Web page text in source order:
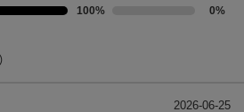
100% 0%
2026-06-25